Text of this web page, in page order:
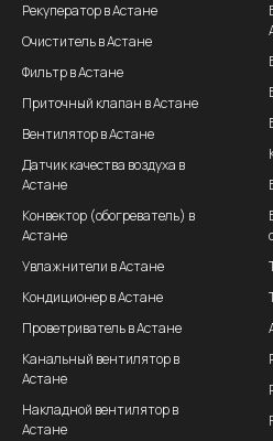
Рекуператор в Астане
Очиститель в Астане
Фильтр в Астане
Приточный клапан в Астане
Вентилятор в Астане
Датчик качества воздуха в
Астане
Конвектор (обогреватель) в
Астане
Увлажнители в Астане
Кондиционер в Астане
Проветриватель в Астане
Канальный вентилятор в
Астане
Накладной вентилятор в
Астане